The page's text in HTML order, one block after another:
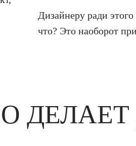
Дизайнеру ради
что? Это наоборот